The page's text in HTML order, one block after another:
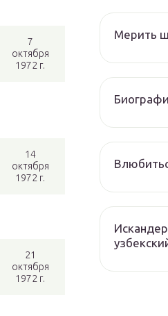
7
октября
1972 г.
14
октября
1972 г.
21
октября
1972 г.
Мерить